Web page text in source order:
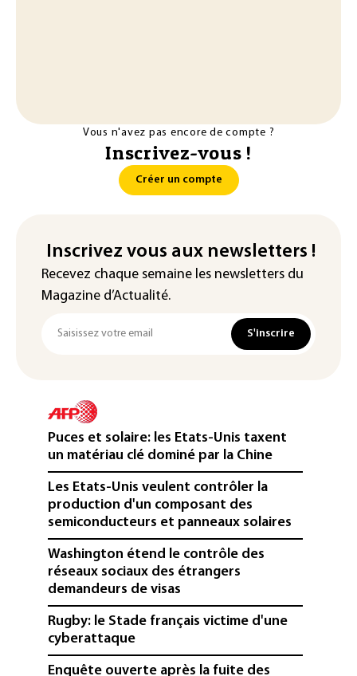
Vous n'avez pas encore de compte ?
Inscrivez-vous !
Créer un compte
Inscrivez vous aux newsletters !
Recevez chaque semaine les newsletters du
Magazine d’Actualité.
S'inscrire
Puces et solaire: les Etats-Unis taxent
un matériau clé dominé par la Chine
Les Etats-Unis veulent contrôler la
production d'un composant des
semiconducteurs et panneaux solaires
Washington étend le contrôle des
réseaux sociaux des étrangers
demandeurs de visas
Rugby: le Stade français victime d'une
cyberattaque
Enquête ouverte après la fuite des